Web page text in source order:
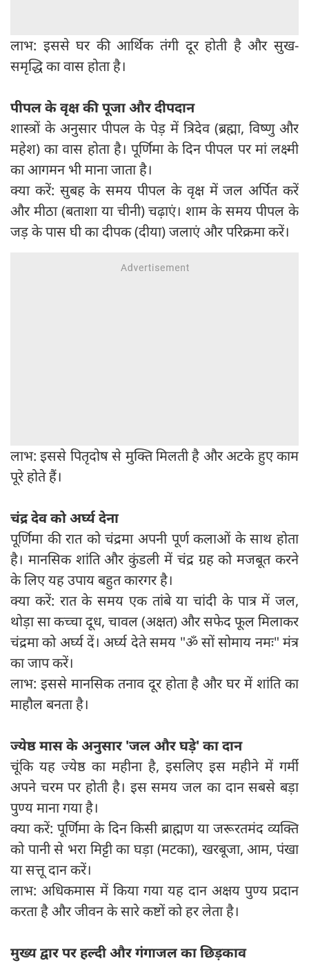
लाभ: इससे घर की आर्थिक तंगी दूर होती है और सुख-
समृद्धि का वास होता है।
पीपल के वृक्ष की पूजा और दीपदान
शास्त्रों के अनुसार पीपल के पेड़ में त्रिदेव (ब्रह्मा, विष्णु और
महेश) का वास होता है। पूर्णिमा के दिन पीपल पर मां लक्ष्मी
का आगमन भी माना जाता है।
क्या करें: सुबह के समय पीपल के वृक्ष में जल अर्पित करें
और मीठा (बताशा या चीनी) चढ़ाएं। शाम के समय पीपल के
जड़ के पास घी का दीपक (दीया) जलाएं और परिक्रमा करें।
लाभ: इससे पितृदोष से मुक्ति मिलती है और अटके हुए काम
पूरे होते हैं।
चंद्र देव को अर्घ्य देना
पूर्णिमा की रात को चंद्रमा अपनी पूर्ण कलाओं के साथ होता
है। मानसिक शांति और कुंडली में चंद्र ग्रह को मजबूत करने
के लिए यह उपाय बहुत कारगर है।
क्या करें: रात के समय एक तांबे या चांदी के पात्र में जल,
थोड़ा सा कच्चा दूध, चावल (अक्षत) और सफेद फूल मिलाकर
चंद्रमा को अर्घ्य दें। अर्घ्य देते समय "ॐ सों सोमाय नमः" मंत्र
का जाप करें।
लाभ: इससे मानसिक तनाव दूर होता है और घर में शांति का
माहौल बनता है।
ज्येष्ठ मास के अनुसार 'जल और घड़े' का दान
चूंकि यह ज्येष्ठ का महीना है, इसलिए इस महीने में गर्मी
अपने चरम पर होती है। इस समय जल का दान सबसे बड़ा
पुण्य माना गया है।
क्या करें: पूर्णिमा के दिन किसी ब्राह्मण या जरूरतमंद व्यक्ति
को पानी से भरा मिट्टी का घड़ा (मटका), खरबूजा, आम, पंखा
या सत्तू दान करें।
लाभ: अधिकमास में किया गया यह दान अक्षय पुण्य प्रदान
करता है और जीवन के सारे कष्टों को हर लेता है।
मुख्य द्वार पर हल्दी और गंगाजल का छिड़काव